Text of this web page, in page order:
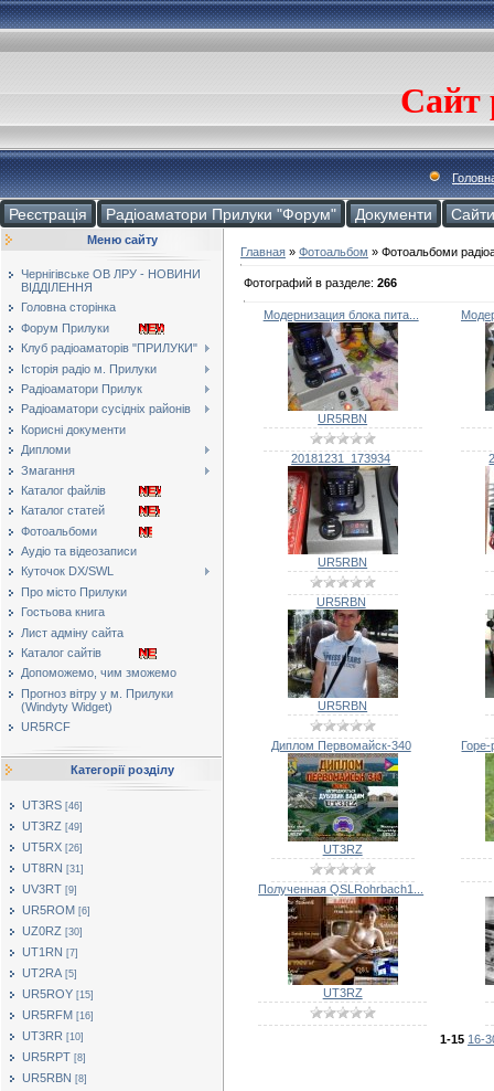
Сайт
Реєстрація Радіоаматори Прилуки "Форум" Документи Cайти
Меню сайту
Чернігівське ОВ ЛРУ - НОВИНИ
ВІДДІЛЕННЯ
Головна сторінка
Форум Прилуки
Клуб радіоаматорів "ПРИЛУКИ"
Історія радіо м. Прилуки
Радіоаматори Прилук
Радіоаматори сусідніх районів
Корисні документи
Дипломи
Змагання
Каталог файлів
Каталог статей
Фотоальбоми
Аудіо та відеозаписи
Куточок DX/SWL
Про місто Прилуки
Гостьова книга
Лист адміну сайта
Каталог сайтів
Допоможемо, чим зможемо
Прогноз вітру у м. Прилуки
(Windyty Widget)
UR5RCF
Категорії розділу
UT3RS [46]
UT3RZ [49]
UT5RX [26]
UT8RN [31]
UV3RT [9]
UR5ROM [6]
UZ0RZ [30]
UT1RN [7]
UT2RA [5]
UR5ROY [15]
UR5RFM [16]
UT3RR [10]
UR5RPT [8]
UR5RBN [8]
Главная » Фотоальбом » Фотоальбоми
Фотографий в разделе: 266
Модернизация блока пита...
UR5RBN
20181231_173934
UR5RBN
UR5RBN
UR5RBN
Диплом Первомайск-340
UT3RZ
Полученная QSLRohrbach1...
UT3RZ
1-15 16-